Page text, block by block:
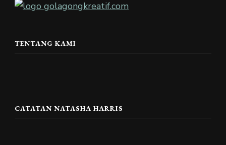
TENTANG KAMI
CATATAN NATASHA HARRIS